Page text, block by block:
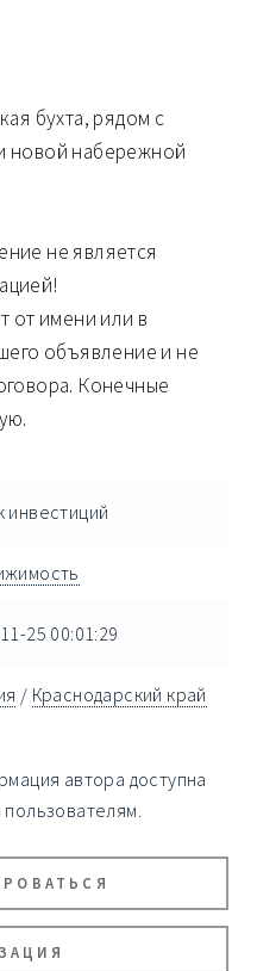
бухта, рядом с
новой набережной
не является
от имени или в
объявление и не
Конечные
инвестиций
25 00:01:29
/ Краснодарский край
автора доступна